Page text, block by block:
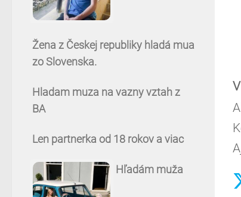
Žena z Českej republiky hladá mua
zo Slovenska.
Hladam muza na vazny vztah z
BA
Len partnerka od 18 rokov a viac
Hľadám muža